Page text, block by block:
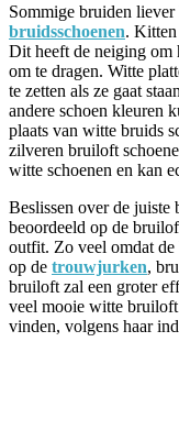
Sommige bruiden
bruidsschoenen. Kitten
Dit heeft de neiging om
om te dragen. Witte
te zetten als ze gaat
andere schoen kleuren
plaats van witte bruids
zilveren bruiloft
witte schoenen en kan
Beslissen over de juiste
beoordeeld op de
outfit. Zo veel omdat de
op de trouwjurken,
bruiloft zal een groter
veel mooie witte
vinden, volgens haar